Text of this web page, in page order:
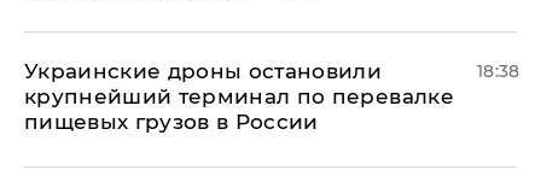
Украинские дроны остановили
крупнейший терминал по перевалке
пищевых грузов в России
18:38